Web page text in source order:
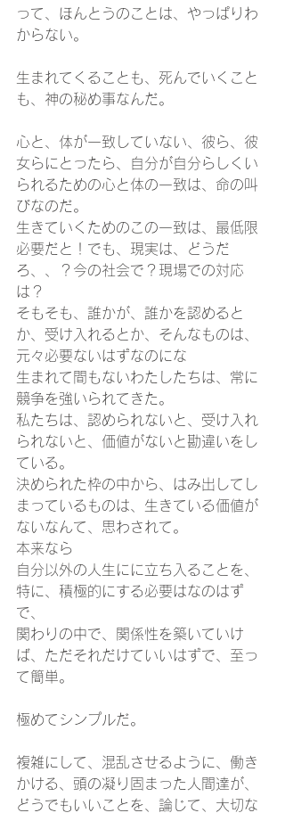
って、ほんとうのことは、やっぱりわ
からない。
生まれてくることも、死んでいくこと
も、神の秘め事なんだ。
心と、体が一致していない、彼ら、彼
女らにとったら、自分が自分らしくい
られるための心と体の一致は、命の叫
びなのだ。
生きていくためのこの一致は、最低限
必要だと！でも、現実は、どうだ
ろ、、？今の社会で？現場での対応
は？
そもそも、誰かが、誰かを認めると
か、受け入れるとか、そんなものは、
元々必要ないはずなのにな
生まれて間もないわたしたちは、常に
競争を強いられてきた。
私たちは、認められないと、受け入れ
られないと、価値がないと勘違いをし
ている。
決められた枠の中から、はみ出してし
まっているものは、生きている価値が
ないなんて、思わされて。
本来なら
自分以外の人生にに立ち入ることを、
特に、積極的にする必要はなのはず
で、
関わりの中で、関係性を築いていけ
ば、ただそれだけていいはずで、至っ
て簡単。
極めてシンプルだ。
複雑にして、混乱させるように、働き
かける、頭の凝り固まった人間達が、
どうでもいいことを、論じて、大切な